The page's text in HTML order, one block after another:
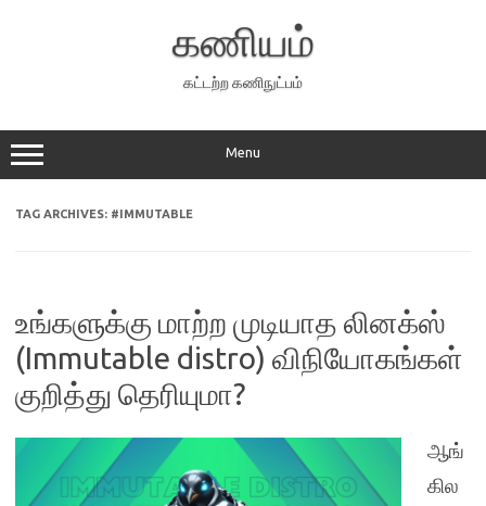
கணியம்
கட்டற்ற கணிநுட்பம்
Menu
TAG ARCHIVES: #IMMUTABLE
உங்களுக்கு மாற்ற முடியாத லினக்ஸ்
(Immutable distro) விநியோகங்கள்
குறித்து தெரியுமா?
ஆங்
கில